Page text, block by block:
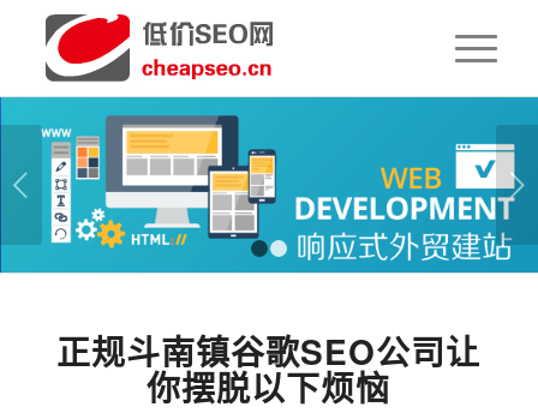
下一页
1 2
正规斗南镇谷歌SEO公司让
你摆脱以下烦恼